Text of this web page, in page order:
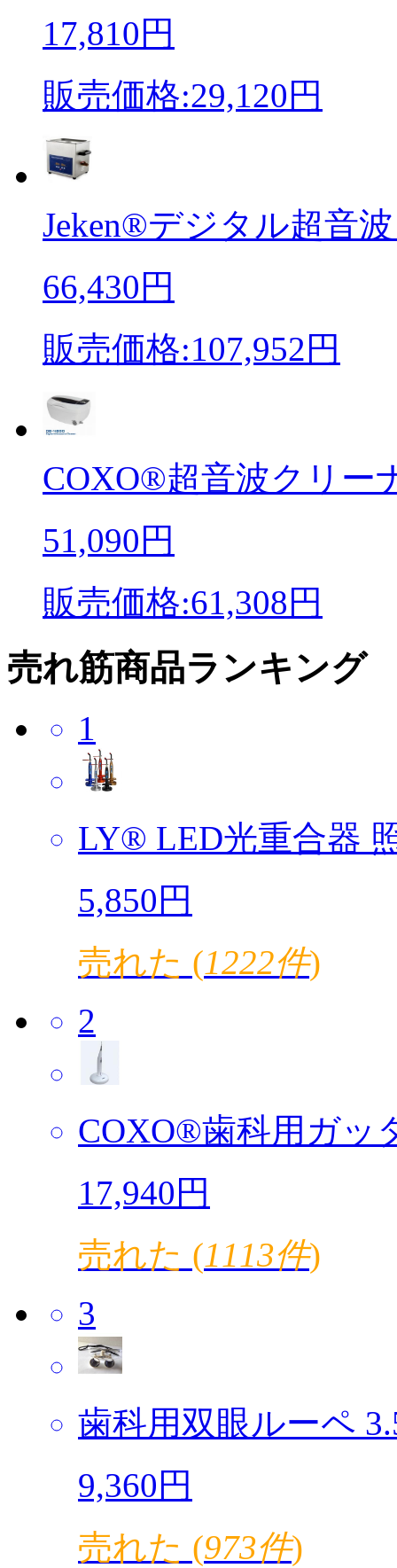
17,810円
販売価格:29,120円
Jeken®デジタル超音
66,430円
販売価格:107,952円
COXO®超音波クリ
51,090円
販売価格:61,308円
売れ筋商品ランキング
1
LY® LED光重合器
5,850円
売れた (1222件)
2
COXO®歯科用ガッ
17,940円
売れた (1113件)
3
歯科用双眼ルーペ
9,360円
売れた (973件)